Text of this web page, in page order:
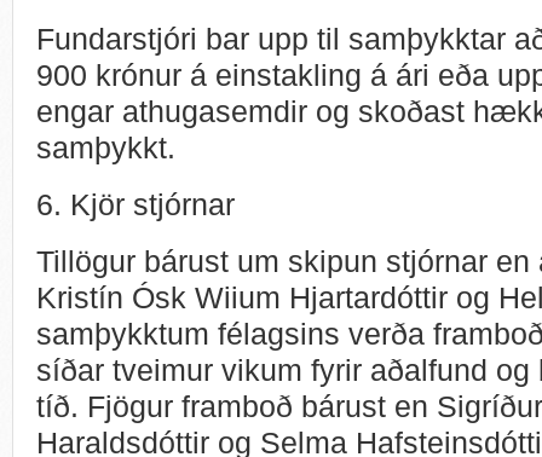
Fundarstjóri bar upp til samþykktar
900 krónur á einstakling á ári eða
engar athugasemdir og skoðast
samþykkt.
6. Kjör stjórnar
Tillögur bárust um skipun stjórnar
Kristín Ósk Wiium Hjartardóttir og
samþykktum félagsins verða
síðar tveimur vikum fyrir aðalfund
tíð. Fjögur framboð bárust en
Haraldsdóttir og Selma